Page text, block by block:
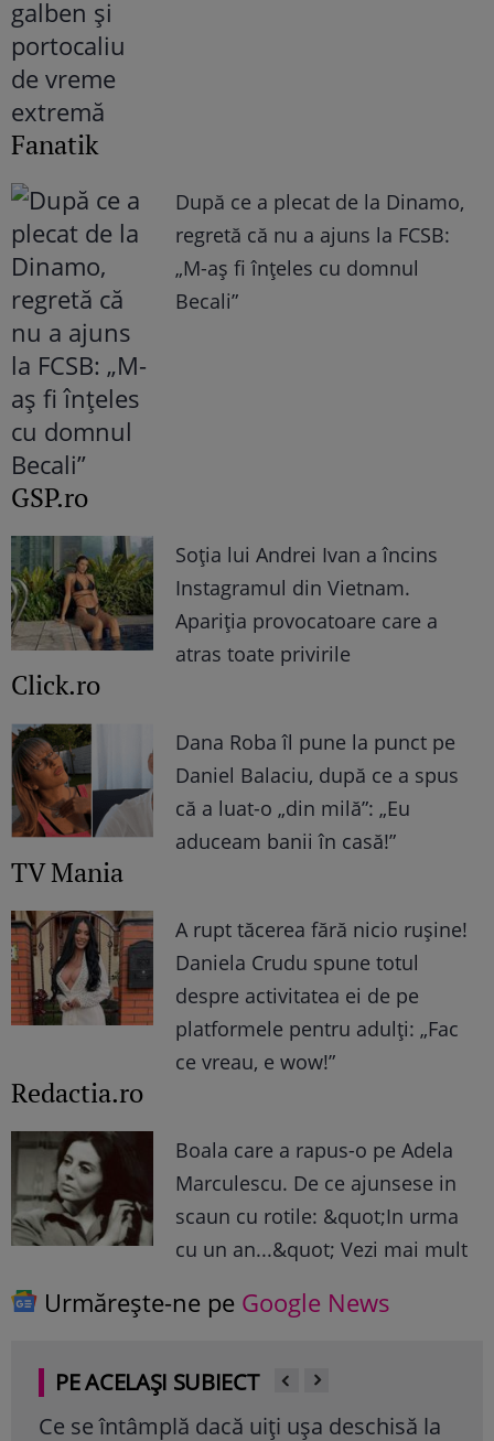
Fanatik
După ce a plecat de la Dinamo,
regretă că nu a ajuns la FCSB:
„M-aș fi înțeles cu domnul
Becali”
GSP.ro
Soția lui Andrei Ivan a încins
Instagramul din Vietnam.
Apariția provocatoare care a
atras toate privirile
Click.ro
Dana Roba îl pune la punct pe
Daniel Balaciu, după ce a spus
că a luat-o „din milă”: „Eu
aduceam banii în casă!”
TV Mania
A rupt tăcerea fără nicio rușine!
Daniela Crudu spune totul
despre activitatea ei de pe
platformele pentru adulți: „Fac
ce vreau, e wow!”
Redactia.ro
Boala care a rapus-o pe Adela
Marculescu. De ce ajunsese in
scaun cu rotile: &quot;In urma
cu un an...&quot; Vezi mai mult
Urmărește-ne pe Google News
PE ACELAȘI SUBIECT
Ce se întâmplă dacă uiți ușa deschisă la